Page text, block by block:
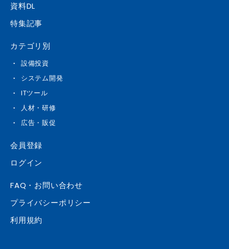
資料DL
特集記事
カテゴリ別
設備投資
システム開発
ITツール
人材・研修
広告・販促
会員登録
ログイン
FAQ・お問い合わせ
プライバシーポリシー
利用規約